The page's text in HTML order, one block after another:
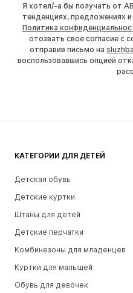
Я хотел/-а бы получать от
тенденциях, предложениях
Политика
отозвать свое согласие с
отправив письмо на
воспользовавшись опцией
КАТЕГОРИИ ДЛЯ ДЕТЕЙ
Детская обувь
Детские куртки
Штаны для детей
Детские перчатки
Комбинезоны для младенцев
Куртки для малышей
Обувь для девочек